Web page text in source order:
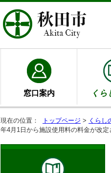
窓口案内 くら
現在の位置： トップページ > くらし
年4月1日から施設使用料の料金が改定